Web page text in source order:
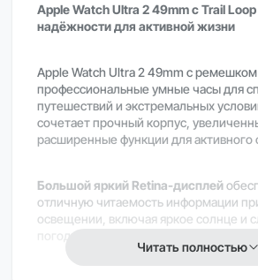
Apple Watch Ultra 2 49mm с Trail
надёжности для активной жизни
Apple Watch Ultra 2 49mm с
профессиональные умные часы для
путешествий и экстремальных
сочетает прочный корпус,
расширенные функции для активного
Большой яркий Retina-дисплей
отличную читаемость информации
освещении, включая яркое солнце и
Читать полностью